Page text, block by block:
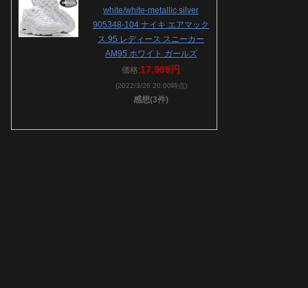
white/white-metallic silver
905348-104 ナイキ エアマック
ス 95 レディース スニーカー
AM95 ホワイト ガールズ
価格:17,999円
(2022/3/26 20:00時点)
感想(3件)